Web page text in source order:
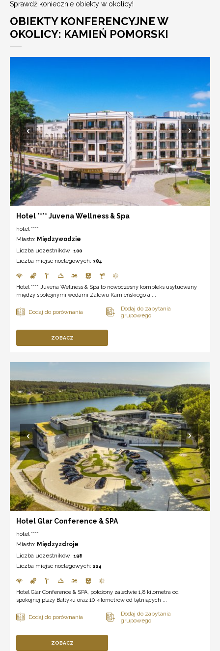
Sprawdź koniecznie obiekty w okolicy!
OBIEKTY KONFERENCYJNE W
OKOLICY: KAMIEŃ POMORSKI
Hotel **** Juvena Wellness & Spa
hotel ****
Miasto: Międzywodzie
Liczba uczestników: 100
Liczba miejsc noclegowych: 384
Hotel **** Juvena Wellness & Spa to nowoczesny kompleks usytuowany
między spokojnymi wodami Zalewu Kamieńskiego a ...
ZOBACZ
Hotel Glar Conference & SPA
hotel ****
Miasto: Międzyzdroje
Liczba uczestników: 198
Liczba miejsc noclegowych: 224
Hotel Glar Conference & SPA, położony zaledwie 1,8 kilometra od
spokojnej plaży Bałtyku oraz 10 kilometrów od tętniących ...
ZOBACZ